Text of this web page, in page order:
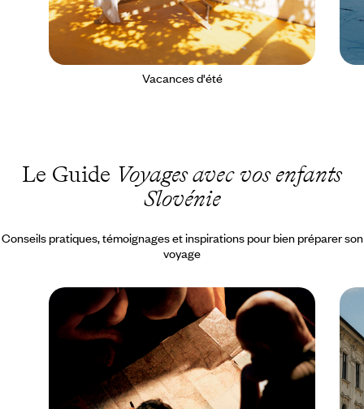
Vacances d'été
Le Guide Voyages avec vos enfants
Slovénie
Conseils pratiques, témoignages et inspirations pour bien préparer son
voyage